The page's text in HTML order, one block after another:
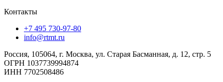
Контакты
+7 495 730-97-80
info@rtmt.ru
Россия, 105064, г. Москва, ул. Старая Басманная, д. 12, стр. 5
ОГРН 1037739994874
ИНН 7702508486